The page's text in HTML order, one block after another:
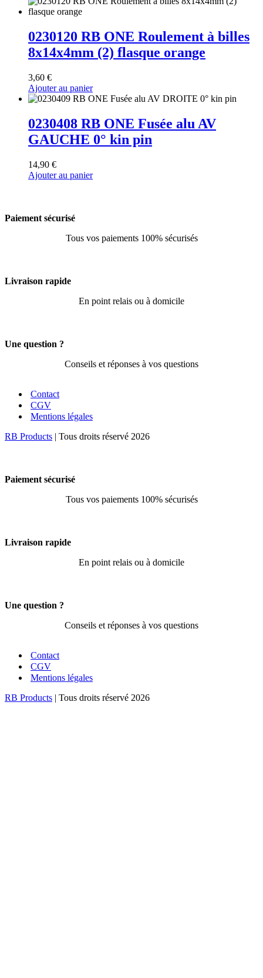
0230120 RB ONE Roulement à billes
8x14x4mm (2) flasque orange
3,60 €
Ajouter au panier
0230408 RB ONE Fusée alu AV
GAUCHE 0° kin pin
14,90 €
Ajouter au panier
Paiement sécurisé
Tous vos paiements 100% sécurisés
Livraison rapide
En point relais ou à domicile
Une question ?
Conseils et réponses à vos questions
Contact
CGV
Mentions légales
RB Products | Tous droits réservé 2026
Paiement sécurisé
Tous vos paiements 100% sécurisés
Livraison rapide
En point relais ou à domicile
Une question ?
Conseils et réponses à vos questions
Contact
CGV
Mentions légales
RB Products | Tous droits réservé 2026